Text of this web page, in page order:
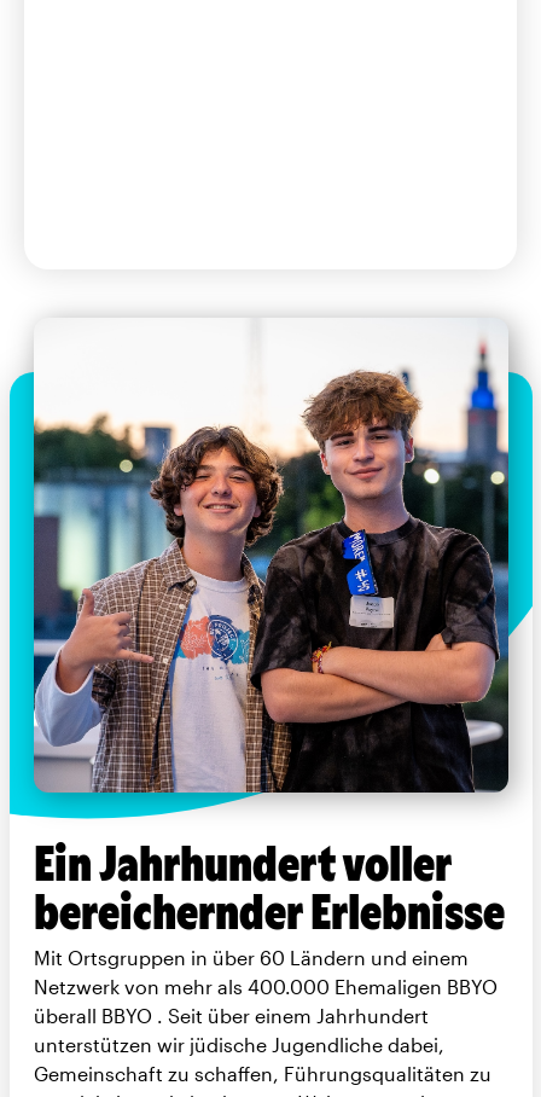
Ein Jahrhundert voller
bereichernder Erlebnisse
Mit Ortsgruppen in über 60 Ländern und einem
Netzwerk von mehr als 400.000 Ehemaligen BBYO
überall BBYO . Seit über einem Jahrhundert
unterstützen wir jüdische Jugendliche dabei,
Gemeinschaft zu schaffen, Führungsqualitäten zu